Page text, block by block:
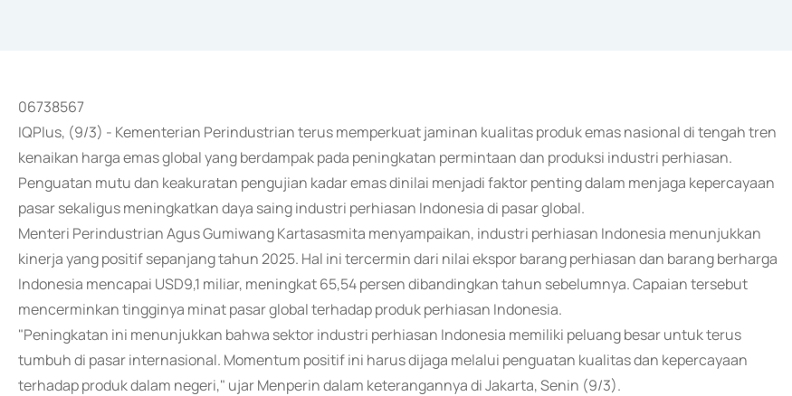
06738567
IQPlus, (9/3) - Kementerian Perindustrian terus memperkuat jaminan kualitas produk emas nasional di tengah tren
kenaikan harga emas global yang berdampak pada peningkatan permintaan dan produksi industri perhiasan.
Penguatan mutu dan keakuratan pengujian kadar emas dinilai menjadi faktor penting dalam menjaga kepercayaan
pasar sekaligus meningkatkan daya saing industri perhiasan Indonesia di pasar global.
Menteri Perindustrian Agus Gumiwang Kartasasmita menyampaikan, industri perhiasan Indonesia menunjukkan
kinerja yang positif sepanjang tahun 2025. Hal ini tercermin dari nilai ekspor barang perhiasan dan barang berharga
Indonesia mencapai USD9,1 miliar, meningkat 65,54 persen dibandingkan tahun sebelumnya. Capaian tersebut
mencerminkan tingginya minat pasar global terhadap produk perhiasan Indonesia.
"Peningkatan ini menunjukkan bahwa sektor industri perhiasan Indonesia memiliki peluang besar untuk terus
tumbuh di pasar internasional. Momentum positif ini harus dijaga melalui penguatan kualitas dan kepercayaan
terhadap produk dalam negeri," ujar Menperin dalam keterangannya di Jakarta, Senin (9/3).